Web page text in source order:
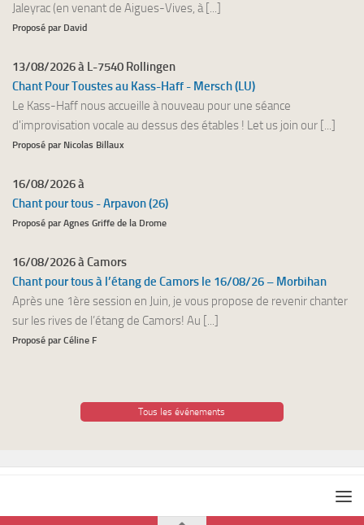
Jaleyrac (en venant de Aigues-Vives, à [...]
Proposé par David
13/08/2026 à L-7540 Rollingen
Chant Pour Toustes au Kass-Haff - Mersch (LU)
Le Kass-Haff nous accueille à nouveau pour une séance
d'improvisation vocale au dessus des étables ! Let us join our [...]
Proposé par Nicolas Billaux
16/08/2026 à
Chant pour tous - Arpavon (26)
Proposé par Agnes Griffe de la Drome
16/08/2026 à Camors
Chant pour tous à l’étang de Camors le 16/08/26 – Morbihan
Après une 1ère session en Juin, je vous propose de revenir chanter
sur les rives de l’étang de Camors! Au [...]
Proposé par Céline F
Tous les événements